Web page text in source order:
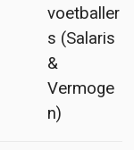
voetballer
s (Salaris
&
Vermoge
n)